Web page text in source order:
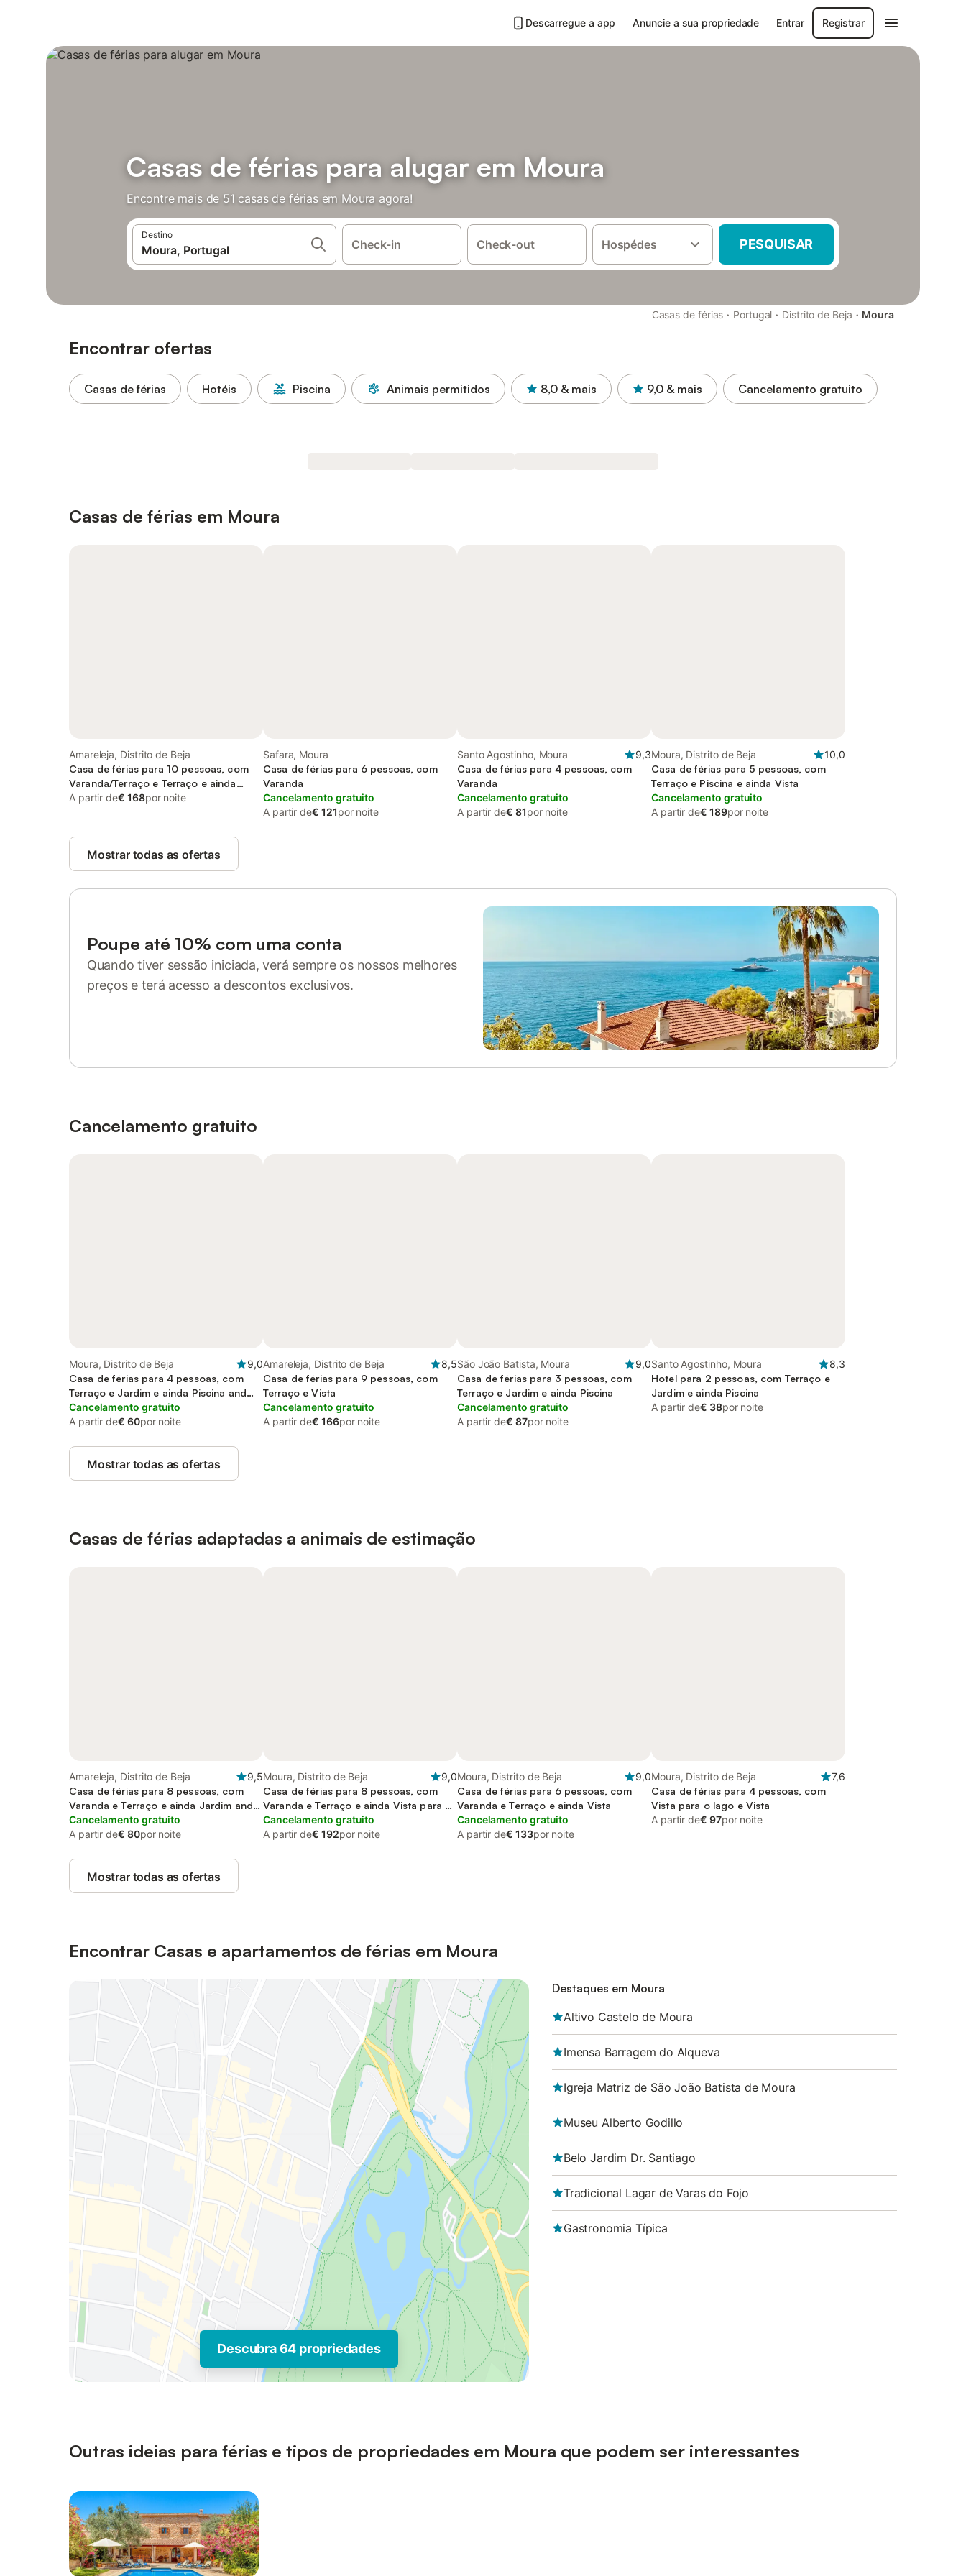
Descarregue a app Anuncie a sua propriedade Entrar Registrar
Casas de férias para alugar em Moura
Encontre mais de 51 casas de férias em Moura agora!
Destino
Check-in Check-out Hospédes PESQUISAR
Casas de férias · Portugal · Distrito de Beja · Moura
Encontrar ofertas
Casas de férias Hotéis Piscina Animais permitidos 8,0 & mais 9,0 & mais Cancelamento gratuito
Casas de férias em Moura
Amareleja, Distrito de Beja
Casa de férias para 10 pessoas, com
Varanda/Terraço e Terraço e ainda
Piscina and Vista para o lago
A partir de€ 168por noite
Safara, Moura
Casa de férias para 6 pessoas, com
Varanda
Cancelamento gratuito
A partir de€ 121por noite
Santo Agostinho, Moura
9,3
Casa de férias para 4 pessoas, com
Varanda
Cancelamento gratuito
A partir de€ 81por noite
Moura, Distrito de Beja
10,0
Casa de férias para 5 pessoas, com
Terraço e Piscina e ainda Vista
Cancelamento gratuito
A partir de€ 189por noite
Mostrar todas as ofertas
Poupe até 10% com uma conta
Quando tiver sessão iniciada, verá sempre os nossos melhores
preços e terá acesso a descontos exclusivos.
Cancelamento gratuito
Moura, Distrito de Beja
9,0
Casa de férias para 4 pessoas, com
Terraço e Jardim e ainda Piscina and
Vista para o lago
Cancelamento gratuito
A partir de€ 60por noite
Amareleja, Distrito de Beja
8,5
Casa de férias para 9 pessoas, com
Terraço e Vista
Cancelamento gratuito
A partir de€ 166por noite
São João Batista, Moura
9,0
Casa de férias para 3 pessoas, com
Terraço e Jardim e ainda Piscina
Cancelamento gratuito
A partir de€ 87por noite
Santo Agostinho, Moura
8,3
Hotel para 2 pessoas, com Terraço e
Jardim e ainda Piscina
A partir de€ 38por noite
Mostrar todas as ofertas
Casas de férias adaptadas a animais de estimação
Amareleja, Distrito de Beja
9,5
Casa de férias para 8 pessoas, com
Varanda e Terraço e ainda Jardim and
Piscina
Cancelamento gratuito
A partir de€ 80por noite
Moura, Distrito de Beja
9,0
Casa de férias para 8 pessoas, com
Varanda e Terraço e ainda Vista para o
lago and Vista
Cancelamento gratuito
A partir de€ 192por noite
Moura, Distrito de Beja
9,0
Casa de férias para 6 pessoas, com
Varanda e Terraço e ainda Vista
Cancelamento gratuito
A partir de€ 133por noite
Moura, Distrito de Beja
7,6
Casa de férias para 4 pessoas, com
Vista para o lago e Vista
A partir de€ 97por noite
Mostrar todas as ofertas
Encontrar Casas e apartamentos de férias em Moura
Descubra 64 propriedades
Destaques em Moura
Altivo Castelo de Moura
Imensa Barragem do Alqueva
Igreja Matriz de São João Batista de Moura
Museu Alberto Godillo
Belo Jardim Dr. Santiago
Tradicional Lagar de Varas do Fojo
Gastronomia Típica
Outras ideias para férias e tipos de propriedades em Moura que podem ser interessantes